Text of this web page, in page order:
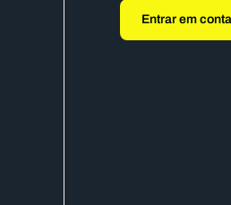
Entrar em